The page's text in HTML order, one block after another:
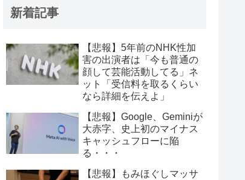
新着記事
【悲報】5年前のNHK性加
害の出演者は「今も普通の
顔して芸能活動してる」ネ
ット「受信料を取るくらい
なら詳細を伝えよ」
【悲報】Google、Geminiが
大赤字、史上初のマイナス
キャッシュフローに陥
る・・・
【悲報】もみほぐしマッサ